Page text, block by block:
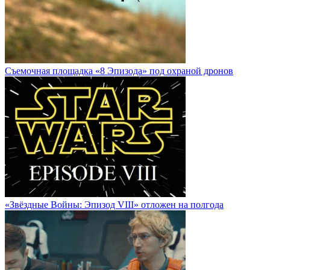
Cъемочная площадка «8 Эпизода» под охраной дронов
«Звёздные Войны: Эпизод VIII» отложен на полгода